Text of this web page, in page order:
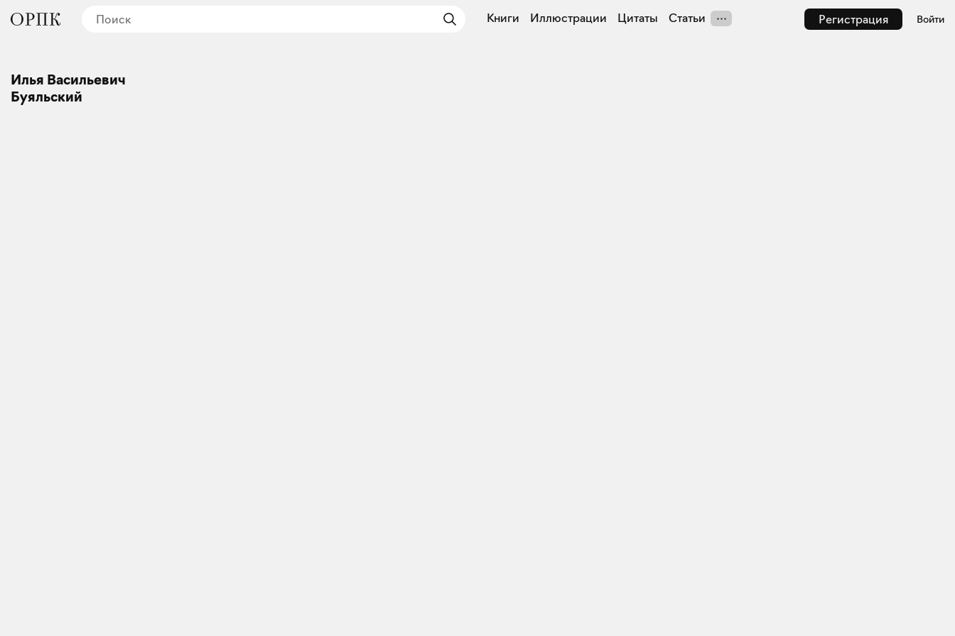
Регистрация Войти
Книги Иллюстрации Цитаты Статьи
Илья Васильевич
Буяльский